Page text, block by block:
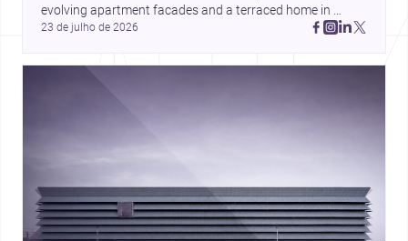
evolving apartment facades and a terraced home in
Amman, these projects show how architecture adapts to
23 de julho de 2026